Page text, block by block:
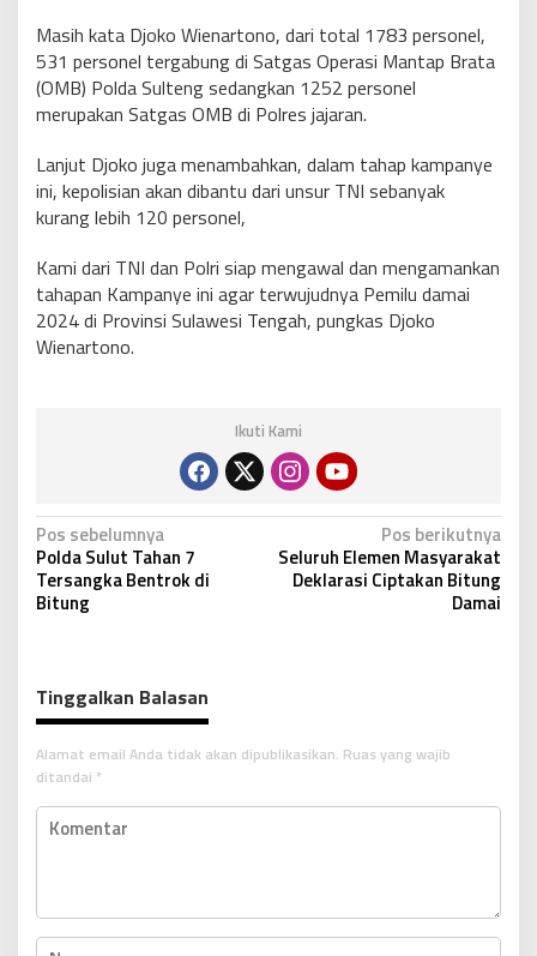
Masih kata Djoko Wienartono, dari total 1783 personel,
531 personel tergabung di Satgas Operasi Mantap Brata
(OMB) Polda Sulteng sedangkan 1252 personel
merupakan Satgas OMB di Polres jajaran.
Lanjut Djoko juga menambahkan, dalam tahap kampanye
ini, kepolisian akan dibantu dari unsur TNI sebanyak
kurang lebih 120 personel,
Kami dari TNI dan Polri siap mengawal dan mengamankan
tahapan Kampanye ini agar terwujudnya Pemilu damai
2024 di Provinsi Sulawesi Tengah, pungkas Djoko
Wienartono.
Ikuti Kami
N
a
v
a
s
i
p
o
Pos sebelumnya
Polda Sulut Tahan 7
Tersangka Bentrok di
Bitung
Pos berikutnya
Seluruh Elemen Masyarakat
Deklarasi Ciptakan Bitung
Damai
Tinggalkan Balasan
Alamat email Anda tidak akan dipublikasikan. Ruas yang wajib
ditandai *